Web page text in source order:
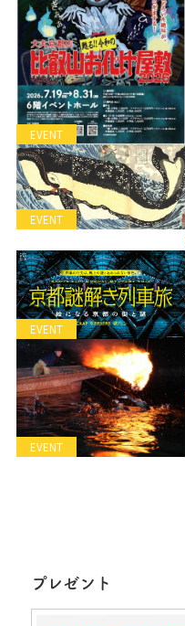
EVENT
EVENT
EVENT
EVENT
プレゼント